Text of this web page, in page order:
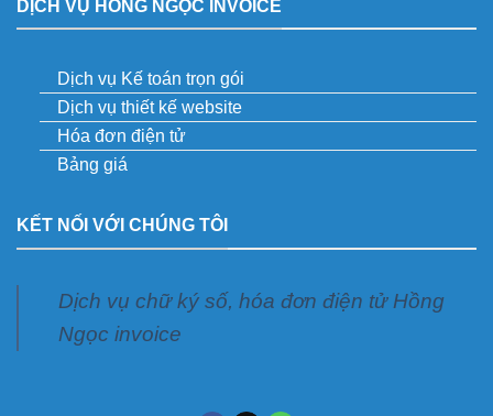
DỊCH VỤ HỒNG NGỌC INVOICE
Dịch vụ Kế toán trọn gói
Dịch vụ thiết kế website
Hóa đơn điện tử
Bảng giá
KẾT NỐI VỚI CHÚNG TÔI
Dịch vụ chữ ký số, hóa đơn điện tử Hồng
Ngọc invoice